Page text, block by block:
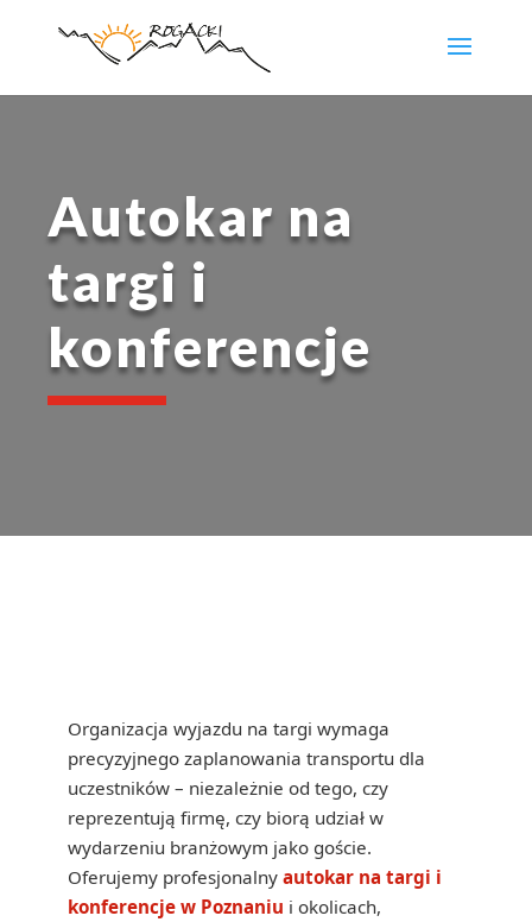
Autokar na
targi i
konferencje
Organizacja wyjazdu na targi wymaga
precyzyjnego zaplanowania transportu dla
uczestników – niezależnie od tego, czy
reprezentują firmę, czy biorą udział w
wydarzeniu branżowym jako goście.
Oferujemy profesjonalny autokar na targi i
konferencje w Poznaniu i okolicach,